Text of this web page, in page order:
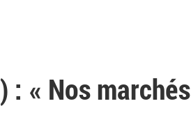
: « ​Nos marchés